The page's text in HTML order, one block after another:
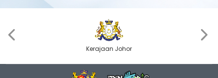
Kerajaan Johor